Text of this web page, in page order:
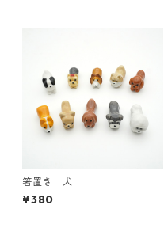
箸置き 犬
¥380